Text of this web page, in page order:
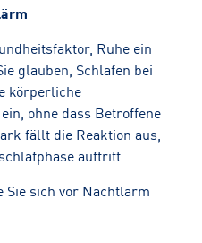
Ruhe ein
glauben, Schlafen bei
körperliche
ohne dass Betroffene
fällt die Reaktion aus,
auftritt.
Sie sich vor Nachtlärm